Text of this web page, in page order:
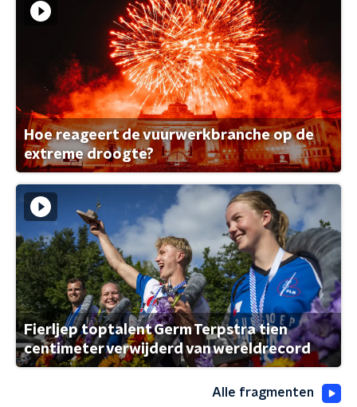
Hoe reageert de vuurwerkbranche op de
extreme droogte?
Fierljep toptalent Germ Terpstra tien
centimeter verwijderd van wereldrecord
Alle fragmenten